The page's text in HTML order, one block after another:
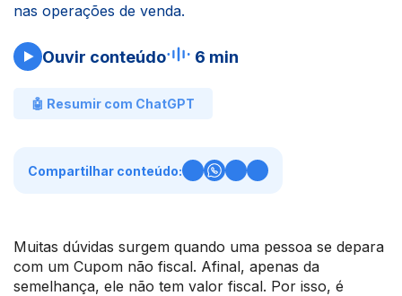
nas operações de venda.
Ouvir conteúdo 6 min
🤖 Resumir com ChatGPT
Compartilhar conteúdo:
Muitas dúvidas surgem quando uma pessoa se depara
com um Cupom não fiscal. Afinal, apenas da
semelhança, ele não tem valor fiscal. Por isso, é